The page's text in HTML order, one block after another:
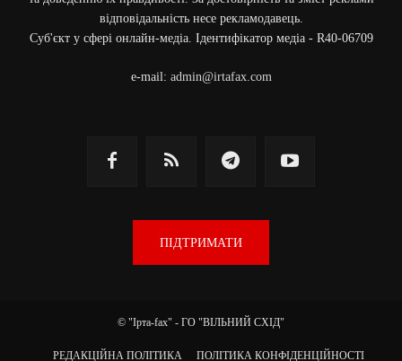
відповідальність несе рекламодавець.
Cуб'єкт у сфері онлайн-медіа. Ідентифікатор медіа - R40-06709
e-mail: admin@irtafax.com
ПІДТРИМАТИ
© "Ірта-fax" - ГО "ВІЛЬНИЙ СХІД"
РЕДАКЦІЙНА ПОЛІТИКА ПОЛІТИКА КОНФІДЕНЦІЙНОСТІ